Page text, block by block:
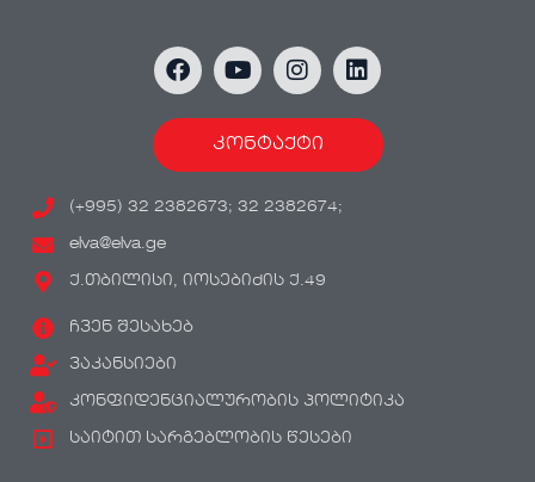
კონტაქტი
(+995) 32 2382673; 32 2382674;
elva@elva.ge
ქ.თბილისი, იოსებიძის ქ.49
ჩვენ შესახებ
ვაკანსიები
კონფიდენციალურობის პოლიტიკა
საიტით სარგებლობის წესები